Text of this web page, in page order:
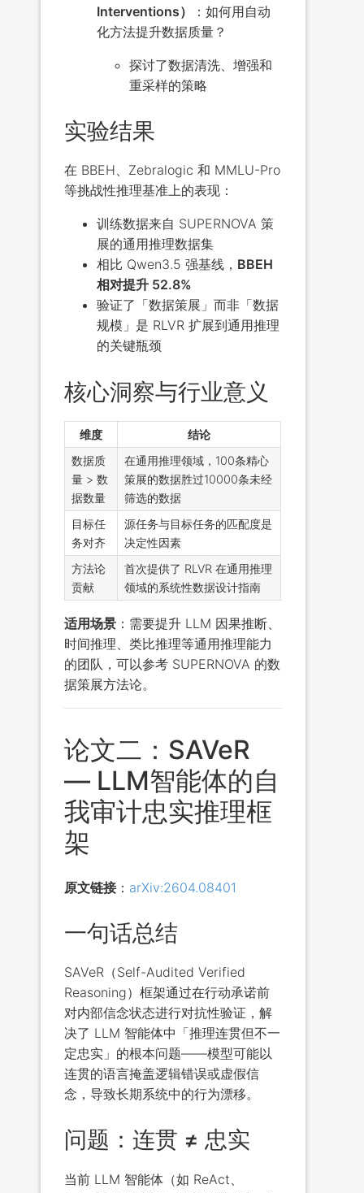
Interventions）
：如何用自动
化方法提升数据质量？
探讨了数据清洗、增强和
重采样的策略
实验结果
在 BBEH、Zebralogic 和 MMLU-Pro
等挑战性推理基准上的表现：
训练数据来自 SUPERNOVA 策
展的通用推理数据集
相比 Qwen3.5 强基线， BBEH
相对提升 52.8%
验证了「数据策展」而非「数据
规模」是 RLVR 扩展到通用推理
的关键瓶颈
核心洞察与行业意义
维度
结论
数据质
量 > 数
据数量
在通用推理领域，100条精心
策展的数据胜过10000条未经
筛选的数据
目标任
务对齐
源任务与目标任务的匹配度是
决定性因素
方法论
贡献
首次提供了 RLVR 在通用推理
领域的系统性数据设计指南
适用场景 ：需要提升 LLM 因果推断、
时间推理、类比推理等通用推理能力
的团队，可以参考 SUPERNOVA 的数
据策展方法论。
论文二：SAVeR
— LLM智能体的自
我审计忠实推理框
架
原文链接： arXiv:2604.08401
一句话总结
SAVeR（Self-Audited Verified
Reasoning）框架通过在行动承诺前
对内部信念状态进行对抗性验证，解
决了 LLM 智能体中「推理连贯但不一
定忠实」的根本问题——模型可能以
连贯的语言掩盖逻辑错误或虚假信
念，导致长期系统中的行为漂移。
问题：连贯 ≠ 忠实
当前 LLM 智能体（如 ReAct、